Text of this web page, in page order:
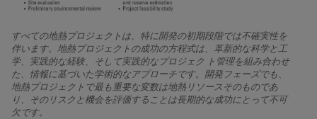
すべての地熱プロジェクトは、特に開発の初期段階では不確実性を
伴います。地熱プロジェクトの成功の方程式は、革新的な科学と工
学、実践的な経験、そして実践的なプロジェク ト管理を組み合わせ
た、情報に基づいた学術的なアプローチです。開発フェーズでも、
地熱プロジェクトで最も重要な変数は地熱リソースそのものであ
り、そのリスクと機会を評価することは長期的な成功にとって不可
欠です。